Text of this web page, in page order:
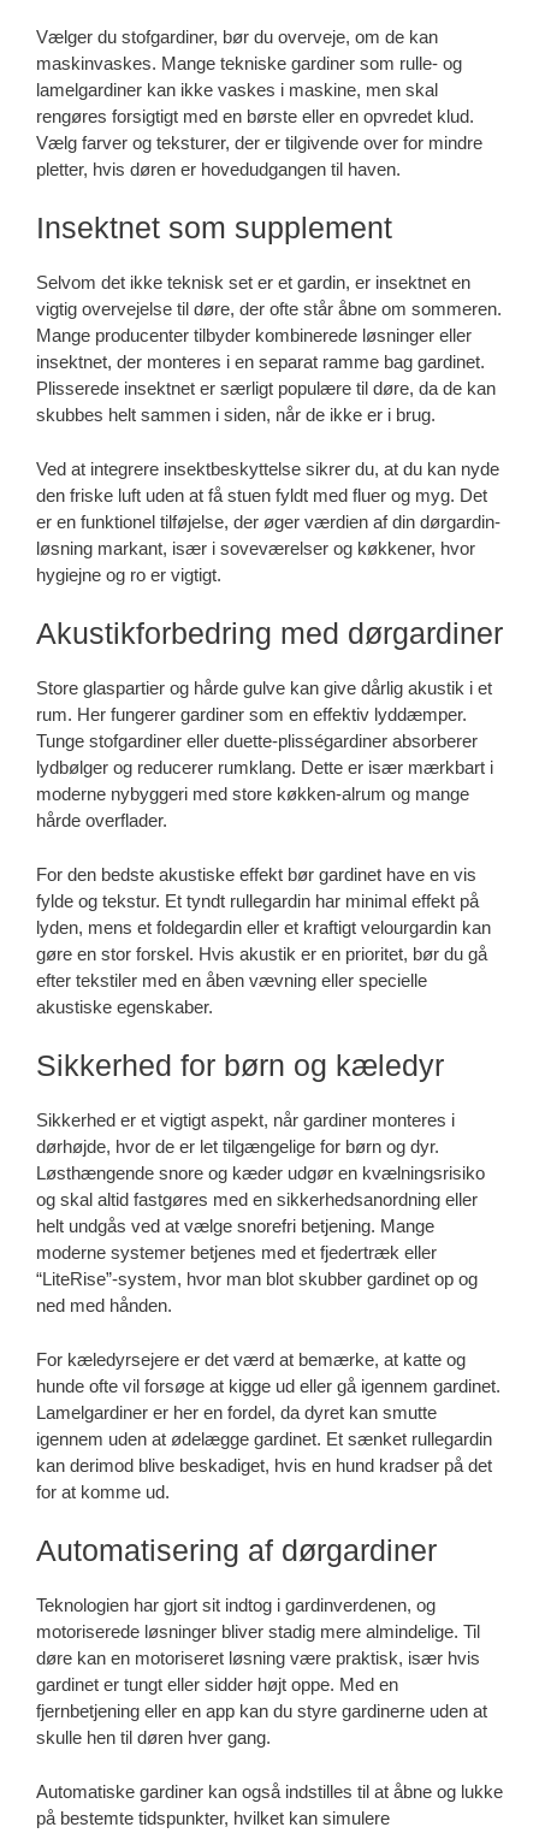
Vælger du stofgardiner, bør du overveje, om de kan
maskinvaskes. Mange tekniske gardiner som rulle- og
lamelgardiner kan ikke vaskes i maskine, men skal
rengøres forsigtigt med en børste eller en opvredet klud.
Vælg farver og teksturer, der er tilgivende over for mindre
pletter, hvis døren er hovedudgangen til haven.
Insektnet som supplement
Selvom det ikke teknisk set er et gardin, er insektnet en
vigtig overvejelse til døre, der ofte står åbne om sommeren.
Mange producenter tilbyder kombinerede løsninger eller
insektnet, der monteres i en separat ramme bag gardinet.
Plisserede insektnet er særligt populære til døre, da de kan
skubbes helt sammen i siden, når de ikke er i brug.
Ved at integrere insektbeskyttelse sikrer du, at du kan nyde
den friske luft uden at få stuen fyldt med fluer og myg. Det
er en funktionel tilføjelse, der øger værdien af din dørgardin-
løsning markant, især i soveværelser og køkkener, hvor
hygiejne og ro er vigtigt.
Akustikforbedring med dørgardiner
Store glaspartier og hårde gulve kan give dårlig akustik i et
rum. Her fungerer gardiner som en effektiv lyddæmper.
Tunge stofgardiner eller duette-plisségardiner absorberer
lydbølger og reducerer rumklang. Dette er især mærkbart i
moderne nybyggeri med store køkken-alrum og mange
hårde overflader.
For den bedste akustiske effekt bør gardinet have en vis
fylde og tekstur. Et tyndt rullegardin har minimal effekt på
lyden, mens et foldegardin eller et kraftigt velourgardin kan
gøre en stor forskel. Hvis akustik er en prioritet, bør du gå
efter tekstiler med en åben vævning eller specielle
akustiske egenskaber.
Sikkerhed for børn og kæledyr
Sikkerhed er et vigtigt aspekt, når gardiner monteres i
dørhøjde, hvor de er let tilgængelige for børn og dyr.
Løsthængende snore og kæder udgør en kvælningsrisiko
og skal altid fastgøres med en sikkerhedsanordning eller
helt undgås ved at vælge snorefri betjening. Mange
moderne systemer betjenes med et fjedertræk eller
“LiteRise”-system, hvor man blot skubber gardinet op og
ned med hånden.
For kæledyrsejere er det værd at bemærke, at katte og
hunde ofte vil forsøge at kigge ud eller gå igennem gardinet.
Lamelgardiner er her en fordel, da dyret kan smutte
igennem uden at ødelægge gardinet. Et sænket rullegardin
kan derimod blive beskadiget, hvis en hund kradser på det
for at komme ud.
Automatisering af dørgardiner
Teknologien har gjort sit indtog i gardinverdenen, og
motoriserede løsninger bliver stadig mere almindelige. Til
døre kan en motoriseret løsning være praktisk, især hvis
gardinet er tungt eller sidder højt oppe. Med en
fjernbetjening eller en app kan du styre gardinerne uden at
skulle hen til døren hver gang.
Automatiske gardiner kan også indstilles til at åbne og lukke
på bestemte tidspunkter, hvilket kan simulere